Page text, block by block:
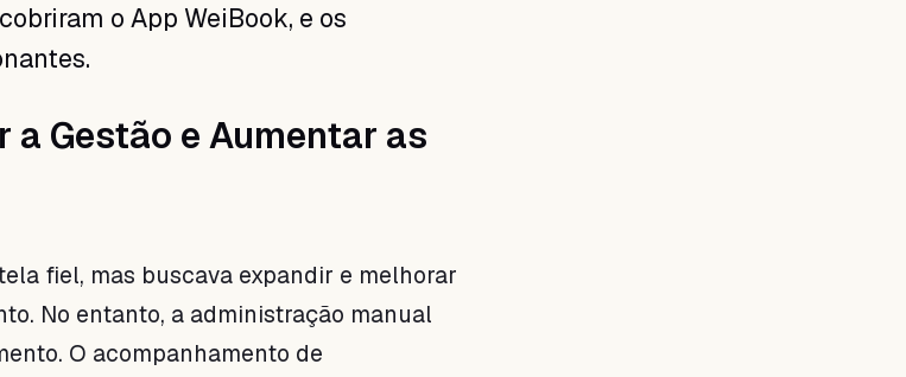
o App WeiBook, e os
a Gestão e Aumentar as
fiel, mas buscava expandir e melhorar
No entanto, a administração manual
O acompanhamento de